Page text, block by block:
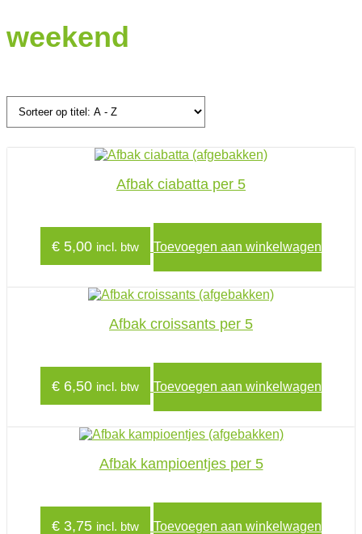
weekend
Afbak ciabatta per 5
€ 5,00 incl. btw Toevoegen aan winkelwagen
Afbak croissants per 5
€ 6,50 incl. btw Toevoegen aan winkelwagen
Afbak kampioentjes per 5
€ 3,75 incl. btw Toevoegen aan winkelwagen